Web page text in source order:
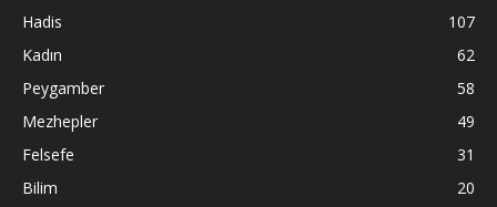
Hadis
107
Kadın
62
Peygamber
58
Mezhepler
49
Felsefe
31
Bilim
20